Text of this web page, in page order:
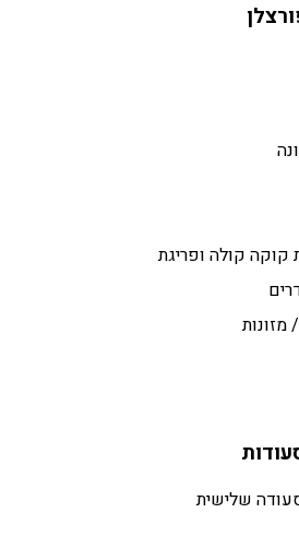
קוקה קולה ופריגת
מזונות
שלישית